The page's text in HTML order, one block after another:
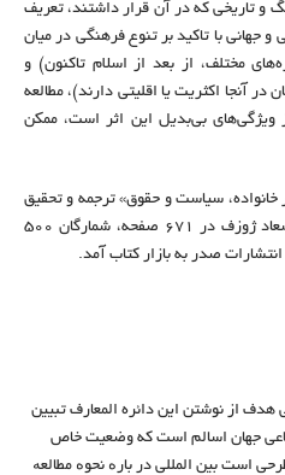
و تاریخی که در آن قرار داشتند، تعریف
جهانی با تاکید بر تنوع فرهنگی در میان
مختلف، از بعد از اسلام تاکنون) و
در آنجا اکثریت یا اقلیتی دارند)، مطالعه
ویژگی‌های بی‌بدیل این اثر است، ممکن
خانواده، سیاست و حقوق» ترجمه و تحقیق
حکمت بروجردی و با سرویراستاری سعاد ژوزف در ۶۷۱ صفحه، شمارگان ۵۰۰
هدف از نوشتن این دائره المعارف تبیین
جهان اسالم است که وضعیت خاص
است بین المللی در بارە نحوە مطالعە